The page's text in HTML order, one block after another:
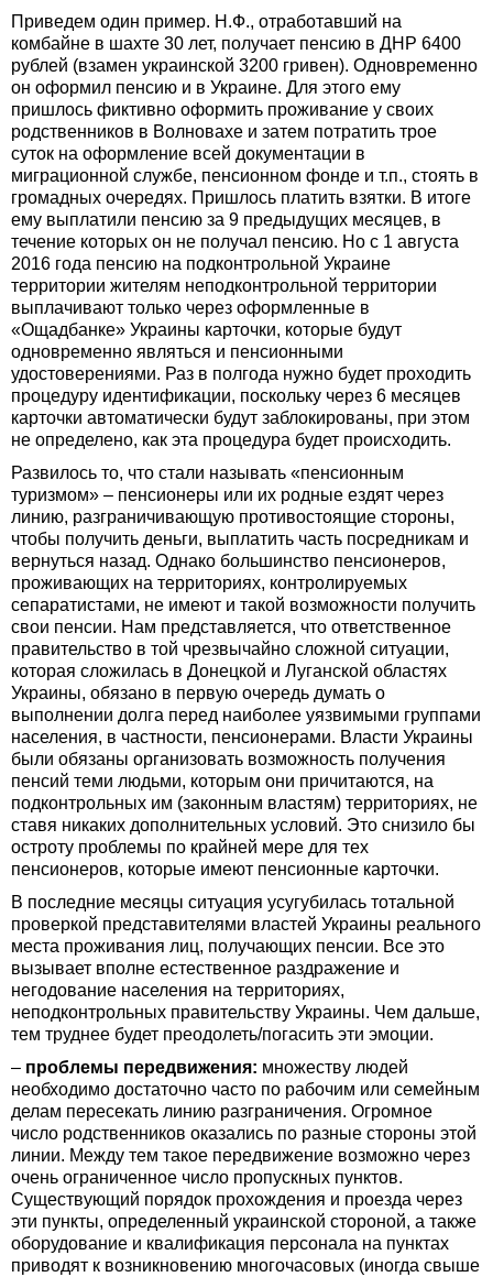
Приведем один пример. Н.Ф., отработавший на
комбайне в шахте 30 лет, получает пенсию в ДНР 6400
рублей (взамен украинской 3200 гривен). Одновременно
он оформил пенсию и в Украине. Для этого ему
пришлось фиктивно оформить проживание у своих
родственников в Волновахе и затем потратить трое
суток на оформление всей документации в
миграционной службе, пенсионном фонде и т.п., стоять в
громадных очередях. Пришлось платить взятки. В итоге
ему выплатили пенсию за 9 предыдущих месяцев, в
течение которых он не получал пенсию. Но с 1 августа
2016 года пенсию на подконтрольной Украине
территории жителям неподконтрольной территории
выплачивают только через оформленные в
«Ощадбанке» Украины карточки, которые будут
одновременно являться и пенсионными
удостоверениями. Раз в полгода нужно будет проходить
процедуру идентификации, поскольку через 6 месяцев
карточки автоматически будут заблокированы, при этом
не определено, как эта процедура будет происходить.
Развилось то, что стали называть «пенсионным
туризмом» – пенсионеры или их родные ездят через
линию, разграничивающую противостоящие стороны,
чтобы получить деньги, выплатить часть посредникам и
вернуться назад. Однако большинство пенсионеров,
проживающих на территориях, контролируемых
сепаратистами, не имеют и такой возможности получить
свои пенсии. Нам представляется, что ответственное
правительство в той чрезвычайно сложной ситуации,
которая сложилась в Донецкой и Луганской областях
Украины, обязано в первую очередь думать о
выполнении долга перед наиболее уязвимыми группами
населения, в частности, пенсионерами. Власти Украины
были обязаны организовать возможность получения
пенсий теми людьми, которым они причитаются, на
подконтрольных им (законным властям) территориях, не
ставя никаких дополнительных условий. Это снизило бы
остроту проблемы по крайней мере для тех
пенсионеров, которые имеют пенсионные карточки.
В последние месяцы ситуация усугубилась тотальной
проверкой представителями властей Украины реального
места проживания лиц, получающих пенсии. Все это
вызывает вполне естественное раздражение и
негодование населения на территориях,
неподконтрольных правительству Украины. Чем дальше,
тем труднее будет преодолеть/погасить эти эмоции.
– проблемы передвижения: множеству людей
необходимо достаточно часто по рабочим или семейным
делам пересекать линию разграничения. Огромное
число родственников оказались по разные стороны этой
линии. Между тем такое передвижение возможно через
очень ограниченное число пропускных пунктов.
Существующий порядок прохождения и проезда через
эти пункты, определенный украинской стороной, а также
оборудование и квалификация персонала на пунктах
приводят к возникновению многочасовых (иногда свыше